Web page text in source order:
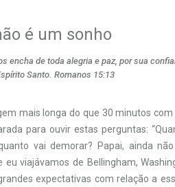
é um sonho
encha de toda alegria e paz, por sua
Santo. Romanos 15:13
mais longa do que 30 minutos
para ouvir estas perguntas:
vai demorar? Papai, ainda
eu viajávamos de Bellingham,
expectativas com relação a